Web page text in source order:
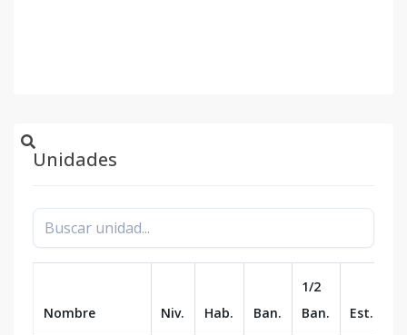
Unidades
Nombre Niv. Hab. Ban.
1/2
Ban.
Est.